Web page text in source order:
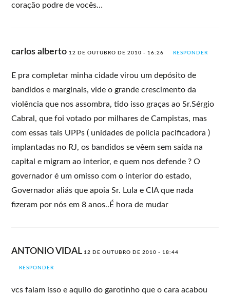
coração podre de vocês…
carlos alberto 12 DE OUTUBRO DE 2010 - 16:26 RESPONDER
E pra completar minha cidade virou um depósito de
bandidos e marginais, vide o grande crescimento da
violência que nos assombra, tido isso graças ao Sr.Sérgio
Cabral, que foi votado por milhares de Campistas, mas
com essas tais UPPs ( unidades de policia pacificadora )
implantadas no RJ, os bandidos se vêem sem saída na
capital e migram ao interior, e quem nos defende ? O
governador é um omisso com o interior do estado,
Governador aliás que apoia Sr. Lula e CIA que nada
fizeram por nós em 8 anos..É hora de mudar
ANTONIO VIDAL 12 DE OUTUBRO DE 2010 - 18:44
RESPONDER
vcs falam isso e aquilo do garotinho que o cara acabou